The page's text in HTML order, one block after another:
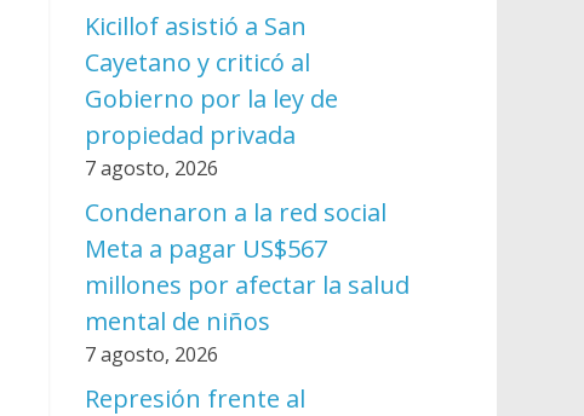
Kicillof asistió a San
Cayetano y criticó al
Gobierno por la ley de
propiedad privada
7 agosto, 2026
Condenaron a la red social
Meta a pagar US$567
millones por afectar la salud
mental de niños
7 agosto, 2026
Represión frente al